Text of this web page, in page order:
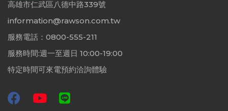
高雄市仁武區八德中路339號
information@rawson.com.tw
服務電話：0800-555-211
服務時間:週一至週日 10:00-19:00
特定時間可來電預約洽詢體驗